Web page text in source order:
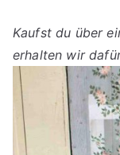
Kaufst du über
erhalten wir